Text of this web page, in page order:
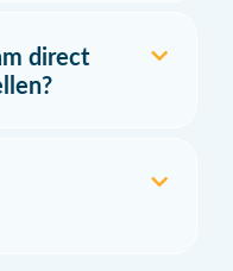
direct